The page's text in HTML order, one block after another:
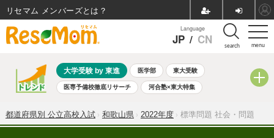
menu
Language
JP / CN search
大学受験 by 東進 医学部 東大受験
医専予備校徹底リサーチ 河合塾×東大特集
共通テスト 夏休み 8月開催学校説明会・相談会
都道府県別 公立高校入試 和歌山県 2022年度 標準問題 社会・問題
リセマム メンバーズ